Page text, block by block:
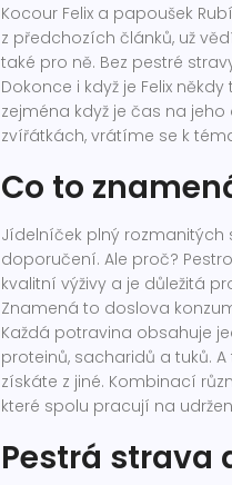
Kocour Felix a papoušek
z předchozích článků, už
také pro ně. Bez pestré
Dokonce i když je Felix
zejména když je čas na
zvířátkách, vrátíme se k
Co to
Jídelníček plný rozmanitých
doporučení. Ale proč?
kvalitní výživy a je důležitá
Znamená to doslova
Každá potravina obsahuje
proteinů, sacharidů a tuků.
získáte z jiné. Kombinací
které spolu pracují na
Pestrá strava